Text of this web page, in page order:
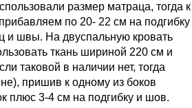
размер матраца, тогда к
по 20- 22 см на подгибку
и швы. На двуспальную кровать
ткань шириной 220 см и
таковой в наличии нет, тогда
пришив к одному из боков
плюс 3-4 см на подгибку и шов.